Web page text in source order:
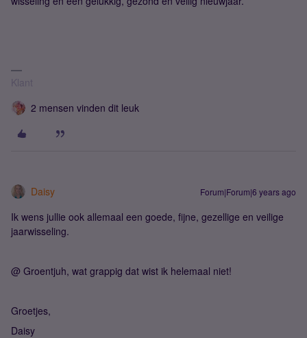
Klant
2 mensen vinden dit leuk
Daisy Forum|Forum|6 years ago
Ik wens jullie ook allemaal een goede, fijne, gezellige en veilige
jaarwisseling.
@ Groentjuh, wat grappig dat wist ik helemaal niet!
Groetjes,
Daisy